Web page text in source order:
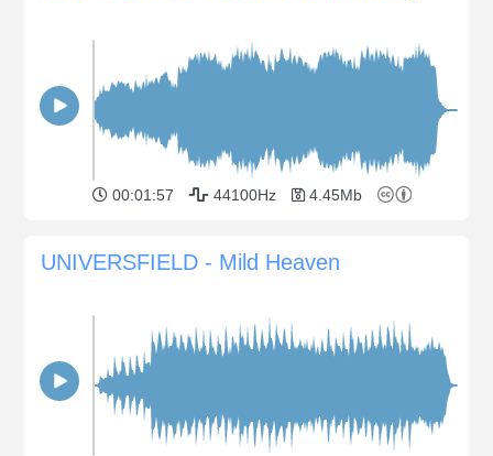
00:01:57 44100Hz 4.45Mb
UNIVERSFIELD - Mild Heaven